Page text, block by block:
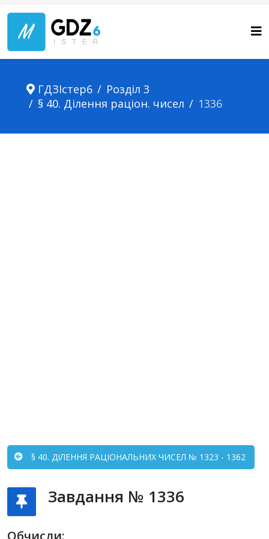
ГДЗІстер6
Розділ 3
§ 40. Ділення раціон. чисел
1336
§ 40. ДІЛЕННЯ РАЦІОНАЛЬНИХ ЧИСЕЛ № 1323 - 1362
Завдання № 1336
Обчисли: